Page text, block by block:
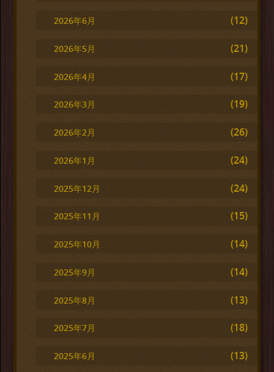
2026年6月 (12)
2026年5月 (21)
2026年4月 (17)
2026年3月 (19)
2026年2月 (26)
2026年1月 (24)
2025年12月 (24)
2025年11月 (15)
2025年10月 (14)
2025年9月 (14)
2025年8月 (13)
2025年7月 (18)
2025年6月 (13)